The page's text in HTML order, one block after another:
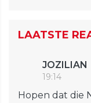
LAATSTE
JOZILIAN
19:14
Hopen dat die